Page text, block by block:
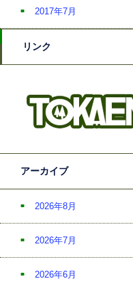
2017年7月
リンク
アーカイブ
2026年8月
2026年7月
2026年6月